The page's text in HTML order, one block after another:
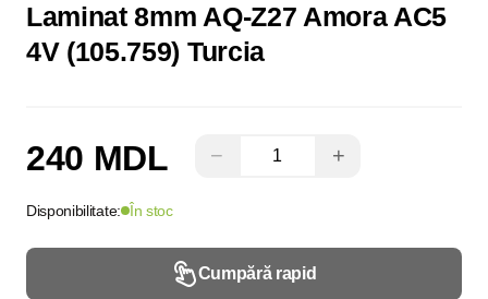
Laminat 8mm AQ-Z27 Amora AC5
4V (105.759) Turcia
240 MDL − +
Disponibilitate: În stoc
Cumpără rapid